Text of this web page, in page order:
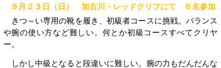
９月２３日（日） 加古川・レッドクリフにて ６名参加
きつ～い専用の靴を履き、初級者コースに挑戦。バランス
や腕の使い方など難しい。何とか初級コースすべてクリヤ
ー。
しかし中級となると段違いに難しい。腕の力もだんだんな